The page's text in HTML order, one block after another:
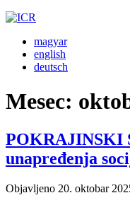
magyar
english
deutsch
Mesec:
POKRAJINSKI
unapređenja
Objavljeno 20. oktobar